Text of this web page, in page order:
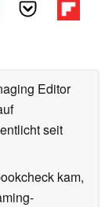
Editor
seit
kam,